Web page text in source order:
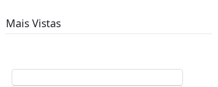
Mais Vistas